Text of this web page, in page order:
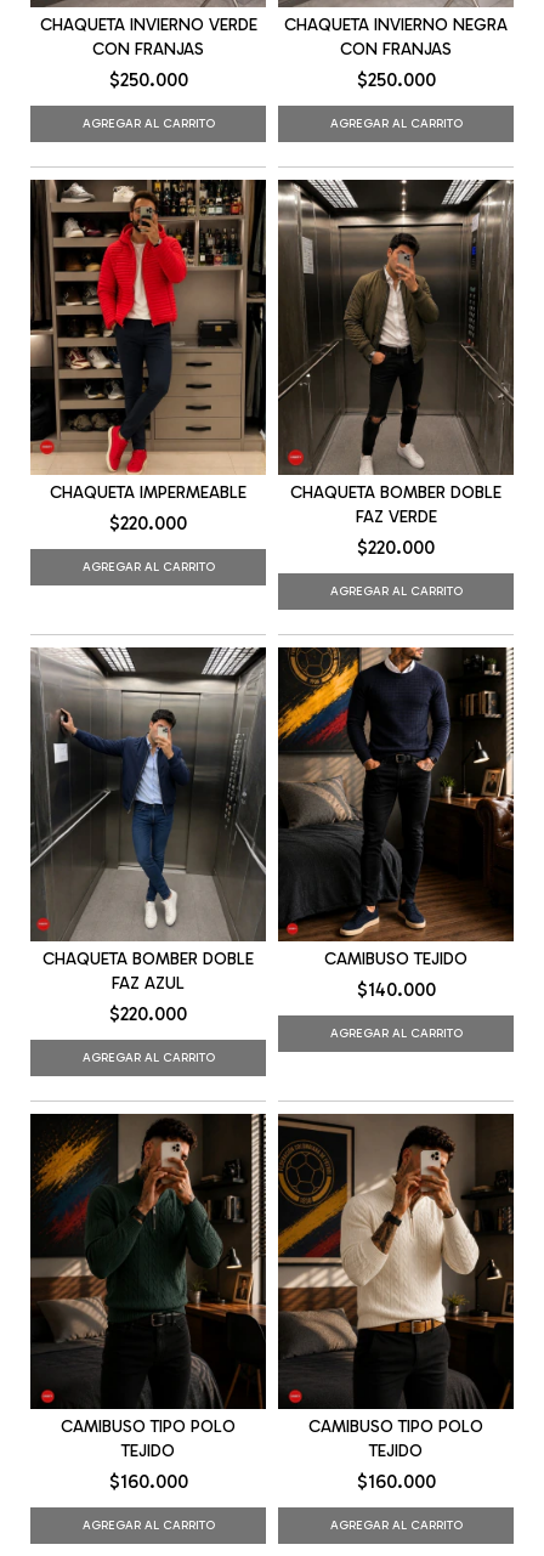
CHAQUETA INVIERNO VERDE
CON FRANJAS
$250.000
AGREGAR AL CARRITO
CHAQUETA INVIERNO NEGRA
CON FRANJAS
$250.000
AGREGAR AL CARRITO
CHAQUETA IMPERMEABLE
$220.000
AGREGAR AL CARRITO
CHAQUETA BOMBER DOBLE
FAZ VERDE
$220.000
AGREGAR AL CARRITO
CHAQUETA BOMBER DOBLE
FAZ AZUL
$220.000
AGREGAR AL CARRITO
CAMIBUSO TEJIDO
$140.000
AGREGAR AL CARRITO
CAMIBUSO TIPO POLO
TEJIDO
$160.000
AGREGAR AL CARRITO
CAMIBUSO TIPO POLO
TEJIDO
$160.000
AGREGAR AL CARRITO